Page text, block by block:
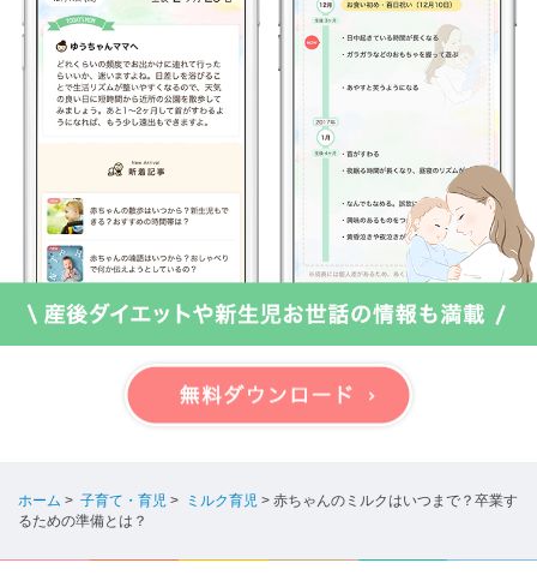
ホーム > 子育て・育児 > ミルク育児 > 赤ちゃんのミルクはいつまで？卒業す
るための準備とは？